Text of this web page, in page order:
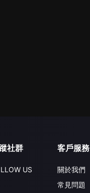
社群
US
客戶服務
關於我們
常見問題